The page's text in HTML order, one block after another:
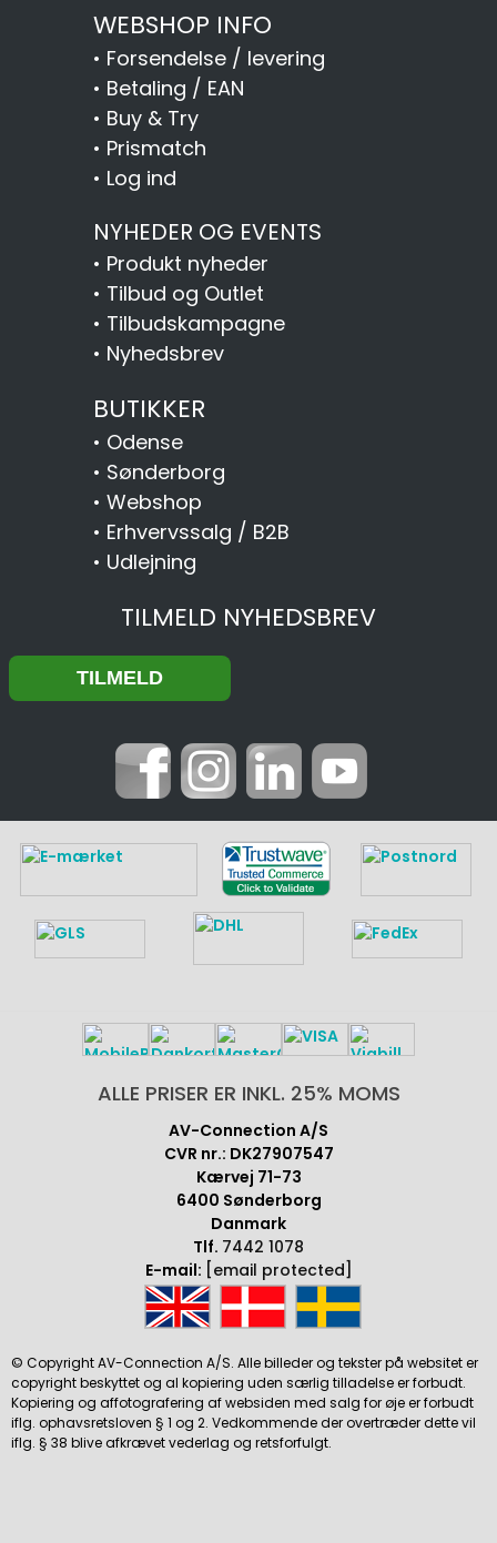
WEBSHOP INFO
• Forsendelse / levering
• Betaling / EAN
• Buy & Try
• Prismatch
• Log ind
NYHEDER OG EVENTS
• Produkt nyheder
• Tilbud og Outlet
• Tilbudskampagne
• Nyhedsbrev
BUTIKKER
• Odense
• Sønderborg
• Webshop
• Erhvervssalg / B2B
• Udlejning
TILMELD NYHEDSBREV
ALLE PRISER ER INKL. 25% MOMS
AV-Connection A/S
CVR nr.: DK27907547
Kærvej 71-73
6400 Sønderborg
Danmark
Tlf. 7442 1078
E-mail: [email protected]
© Copyright AV-Connection A/S. Alle billeder og tekster på websitet er
copyright beskyttet og al kopiering uden særlig tilladelse er forbudt.
Kopiering og affotografering af websiden med salg for øje er forbudt
iflg. ophavsretsloven § 1 og 2. Vedkommende der overtræder dette vil
iflg. § 38 blive afkrævet vederlag og retsforfulgt.